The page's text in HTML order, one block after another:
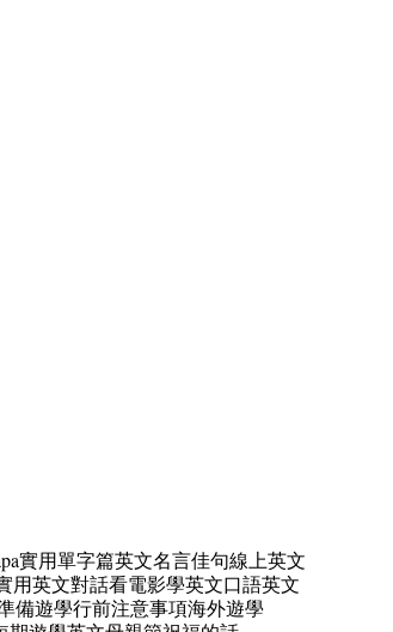
實用單字篇英文名言佳句線上英文
用英文對話看電影學英文口語英文
備遊學行前注意事項海外遊學